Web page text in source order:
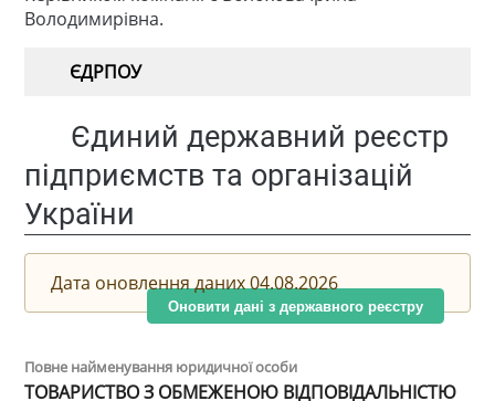
Володимирівна.
ЄДРПОУ
Єдиний державний реєстр
підприємств та організацій
України
Дата оновлення даних 04.08.2026
Оновити дані з державного реєстру
Повне найменування юридичної особи
ТОВАРИСТВО З ОБМЕЖЕНОЮ ВІДПОВІДАЛЬНІСТЮ